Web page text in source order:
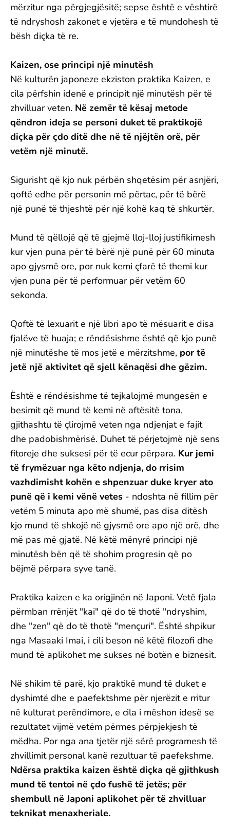
mërzitur nga përgjegjësitë; sepse është e vështirë
të ndryshosh zakonet e vjetëra e të mundohesh të
bësh diçka të re.
Kaizen, ose principi një minutësh
Në kulturën japoneze ekziston praktika Kaizen, e
cila përfshin idenë e principit një minutësh për të
zhvilluar veten. Në zemër të kësaj metode
qëndron ideja se personi duket të praktikojë
diçka për çdo ditë dhe në të njëjtën orë, për
vetëm një minutë.
Sigurisht që kjo nuk përbën shqetësim për asnjëri,
qoftë edhe për personin më përtac, për të bërë
një punë të thjeshtë për një kohë kaq të shkurtër.
Mund të qëllojë që të gjejmë lloj-lloj justifikimesh
kur vjen puna për të bërë një punë për 60 minuta
apo gjysmë ore, por nuk kemi çfarë të themi kur
vjen puna për të performuar për vetëm 60
sekonda.
Qoftë të lexuarit e një libri apo të mësuarit e disa
fjalëve të huaja; e rëndësishme është që kjo punë
një minutëshe të mos jetë e mërzitshme, por të
jetë një aktivitet që sjell kënaqësi dhe gëzim.
Është e rëndësishme të tejkalojmë mungesën e
besimit që mund të kemi në aftësitë tona,
gjithashtu të çlirojmë veten nga ndjenjat e fajit
dhe padobishmërisë. Duhet të përjetojmë një sens
fitoreje dhe suksesi për të ecur përpara. Kur jemi
të frymëzuar nga këto ndjenja, do rrisim
vazhdimisht kohën e shpenzuar duke kryer ato
punë që i kemi vënë vetes - ndoshta në fillim për
vetëm 5 minuta apo më shumë, pas disa ditësh
kjo mund të shkojë në gjysmë ore apo një orë, dhe
më pas më gjatë. Në këtë mënyrë principi një
minutësh bën që të shohim progresin që po
bëjmë përpara syve tanë.
Praktika kaizen e ka origjinën në Japoni. Vetë fjala
përmban rrënjët "kai" që do të thotë "ndryshim,
dhe "zen" që do të thotë "mençuri". Është shpikur
nga Masaaki Imai, i cili beson në këtë filozofi dhe
mund të aplikohet me sukses në botën e biznesit.
Në shikim të parë, kjo praktikë mund të duket e
dyshimtë dhe e paefektshme për njerëzit e rritur
në kulturat perëndimore, e cila i mëshon idesë se
rezultatet vijmë vetëm përmes përpjekjesh të
mëdha. Por nga ana tjetër një sërë programesh të
zhvillimit personal kanë rezultuar të paefekshme.
Ndërsa praktika kaizen është diçka që gjithkush
mund të tentoi në çdo fushë të jetës; për
shembull në Japoni aplikohet për të zhvilluar
teknikat menaxheriale.